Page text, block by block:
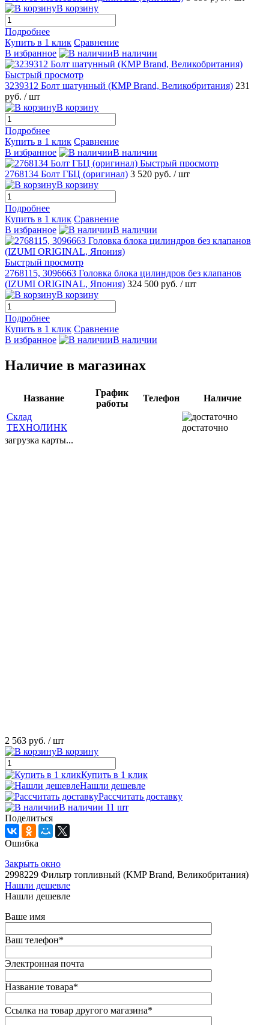
В корзину
Подробнее
Купить в 1 клик Сравнение
В избранное
В наличии
Быстрый просмотр
3239312 Болт шатунный (КMP Brand, Великобритания) 231
руб. / шт
В корзину
Подробнее
Купить в 1 клик Сравнение
В избранное
В наличии
Быстрый просмотр
2768134 Болт ГБЦ (оригинал) 3 520 руб. / шт
В корзину
Подробнее
Купить в 1 клик Сравнение
В избранное
В наличии
Быстрый просмотр
2768115, 3096663 Головка блока цилиндров без клапанов
(IZUMI ORIGINAL, Япония) 324 500 руб. / шт
В корзину
Подробнее
Купить в 1 клик Сравнение
В избранное
В наличии
Наличие в магазинах
Название
График
работы
Телефон
Наличие
Склад
ТЕХНОЛИНК
достаточно
загрузка карты...
2 563 руб. / шт
В корзину
Купить в 1 клик
Нашли дешевле
Рассчитать доставку
В наличии 11 шт
Поделиться
Ошибка
Закрыть окно
2998229 Фильтр топливный (KMP Brand, Великобритания)
Нашли дешевле
Нашли дешевле
Ваше имя
Ваш телефон*
Электронная почта
Название товара*
Ссылка на товар другого магазина*